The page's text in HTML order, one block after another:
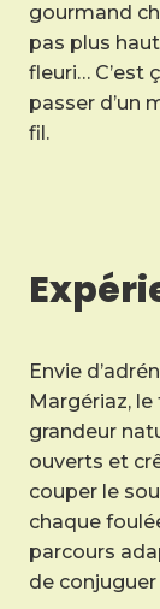
gourmand
pas plus
fleuri… C’est
passer d’un
fil.
Envie
Margériaz,
grandeur
ouverts et
couper le
chaque
parcours
de